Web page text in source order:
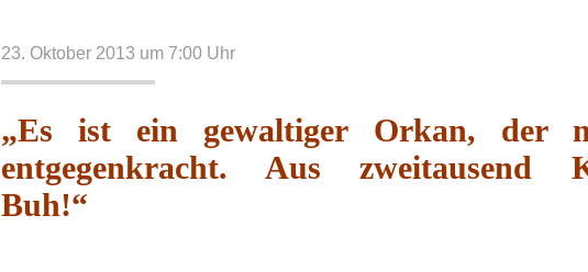
23. Oktober 2013 um 7:00 Uhr
„Es ist ein gewaltiger Orkan, der
entgegenkracht. Aus zweitausend
Buh!“